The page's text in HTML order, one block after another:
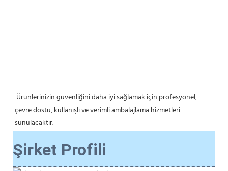
çevre dostu, kullanışlı ve verimli ambalajlama hizmetleri
sunulacaktır.
Şirket Profili